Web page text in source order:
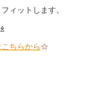
ィットします。
ちらから☆